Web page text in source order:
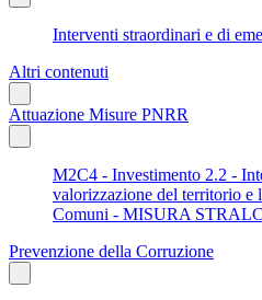
Interventi straordinari e di
Altri contenuti
Attuazione Misure PNRR
M2C4 - Investimento 2.2 -
valorizzazione del territorio e
Comuni - MISURA
Prevenzione della Corruzione